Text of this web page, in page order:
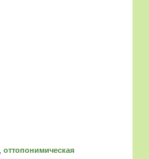
оттопонимическая